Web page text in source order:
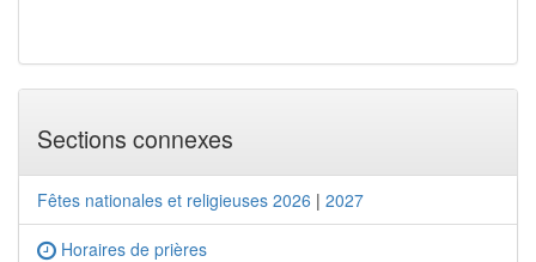
Sections connexes
Fêtes nationales et religieuses 2026 | 2027
Horaires de prières